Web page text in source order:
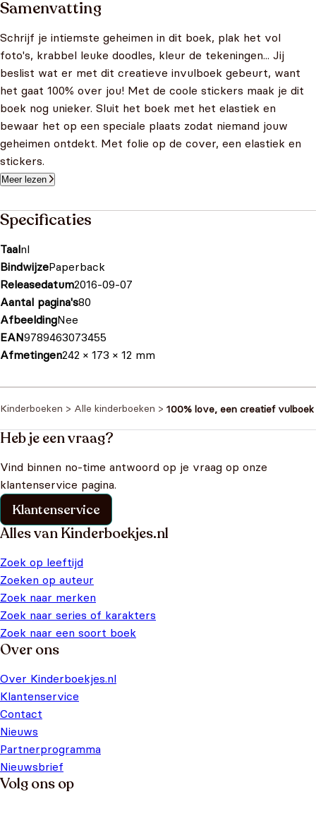
Samenvatting
Schrijf je intiemste geheimen in dit boek, plak het vol
foto's, krabbel leuke doodles, kleur de tekeningen... Jij
beslist wat er met dit creatieve invulboek gebeurt, want
het gaat 100% over jou! Met de coole stickers maak je dit
boek nog unieker. Sluit het boek met het elastiek en
bewaar het op een speciale plaats zodat niemand jouw
geheimen ontdekt. Met folie op de cover, een elastiek en
stickers.
Meer lezen
Specificaties
Taalnl
BindwijzePaperback
Releasedatum2016-09-07
Aantal pagina's80
AfbeeldingNee
EAN9789463073455
Afmetingen242 × 173 × 12 mm
Kinderboeken > Alle kinderboeken > 100% love, een creatief vulboek
Heb je een vraag?
Vind binnen no-time antwoord op je vraag op onze
klantenservice pagina.
Klantenservice
Alles van Kinderboekjes.nl
Zoek op leeftijd
Zoeken op auteur
Zoek naar merken
Zoek naar series of karakters
Zoek naar een soort boek
Over ons
Over Kinderboekjes.nl
Klantenservice
Contact
Nieuws
Partnerprogramma
Nieuwsbrief
Volg ons op